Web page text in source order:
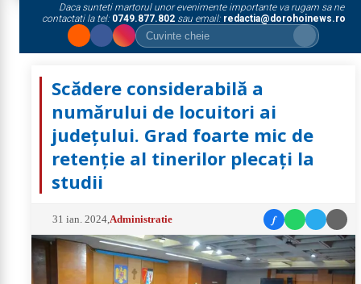
Daca sunteti martorul unor evenimente importante va rugam sa ne
contactati la tel: 0749.877.802sau email: redactia@dorohoinews.ro
Scădere considerabilă a
numărului de locuitori ai
județului. Grad foarte mic de
retenție al tinerilor plecați la
studii
31 ian. 2024 Administratie f